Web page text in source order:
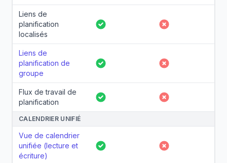
Liens de
planification
localisés
Oui Non
Liens de
planification de
groupe
Oui Non
Flux de travail de
planification
Oui Non
CALENDRIER UNIFIÉ
Vue de calendrier
unifiée (lecture et
écriture)
Oui Non